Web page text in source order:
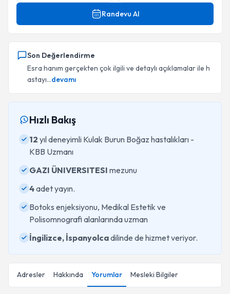
Randevu Al
Son Değerlendirme
Esra hanım gerçekten çok ilgili ve detaylı açıklamalar ile h
astayı...devamı
Hızlı Bakış
12 yıl deneyimli Kulak Burun Boğaz hastalıkları -
KBB Uzmanı
GAZI ÜNIVERSITESI mezunu
4adet yayın.
Botoks enjeksiyonu, Medikal Estetik ve
Polisomnografi alanlarında uzman
İngilizce, İspanyolcadilinde de hizmet veriyor.
Adresler Hakkında Yorumlar Mesleki Bilgiler